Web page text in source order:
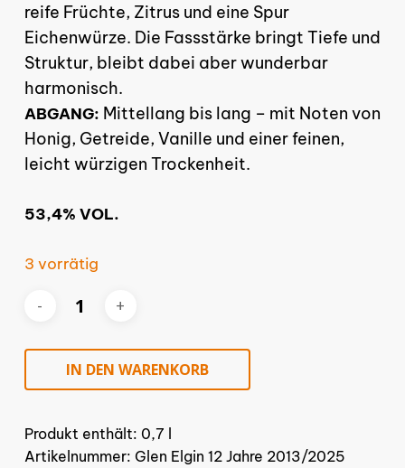
reife Früchte, Zitrus und eine Spur
Eichenwürze. Die Fassstärke bringt Tiefe und
Struktur, bleibt dabei aber wunderbar
harmonisch.
ABGANG: Mittellang bis lang – mit Noten von
Honig, Getreide, Vanille und einer feinen,
leicht würzigen Trockenheit.
53,4% VOL.
3 vorrätig
IN DEN WARENKORB
Produkt enthält: 0,7 l
Artikelnummer: Glen Elgin 12 Jahre 2013/2025